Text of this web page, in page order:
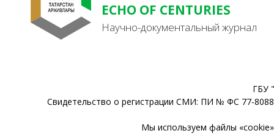
ECHO OF CENTURIES
Научно-документальный журнал
ГБУ
Свидетельство о регистрации СМИ: ПИ № ФС 77-
Мы используем файлы «cookie»